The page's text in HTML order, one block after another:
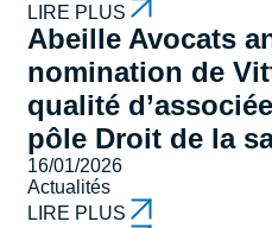
LIRE PLUS
Abeille Avocats
nomination de
qualité
pôle Droit de la
16/01/2026
Actualités
LIRE PLUS